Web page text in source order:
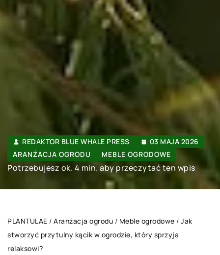
REDAKTOR BLUE WHALE PRESS
03 MAJA 2026
ARANŻACJA OGRODU
MEBLE OGRODOWE
Potrzebujesz ok. 4 min. aby przeczytać ten wpis
PLANTULAE / Aranżacja ogrodu / Meble ogrodowe / Jak
stworzyć przytulny kącik w ogrodzie, który sprzyja
relaksowi?